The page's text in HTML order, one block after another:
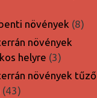
növények 88
növények
helyre 33
termék
növények tűző
4343